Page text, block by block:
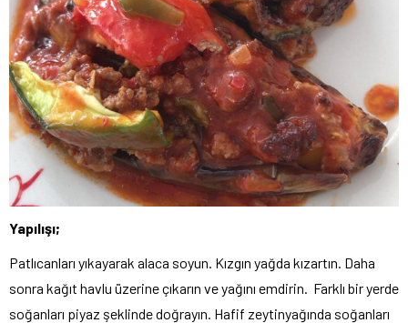
Yapılışı;
Patlıcanları yıkayarak alaca soyun. Kızgın yağda kızartın. Daha
sonra kağıt havlu üzerine çıkarın ve yağını emdirin. Farklı bir yerde
soğanları piyaz şeklinde doğrayın. Hafif zeytinyağında soğanları